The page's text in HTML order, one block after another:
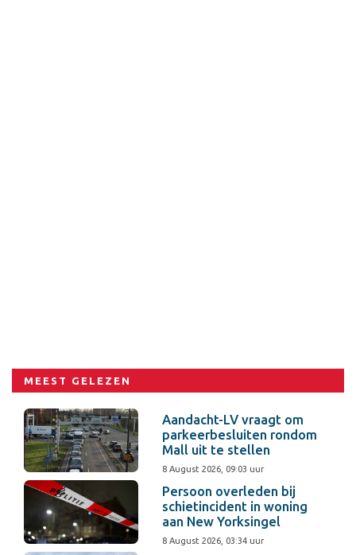
MEEST GELEZEN
Aandacht-LV vraagt om
parkeerbesluiten rondom
Mall uit te stellen
8 August 2026, 09:03 uur
Persoon overleden bij
schietincident in woning
aan New Yorksingel
8 August 2026, 03:34 uur